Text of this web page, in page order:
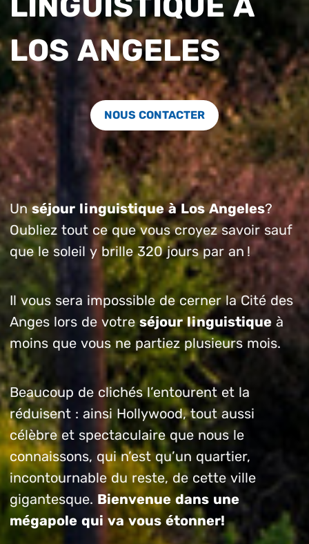
LOS ANGELES
NOUS CONTACTER
Unséjour linguistique à Los Angeles?
Oubliez tout ce que vous croyez savoir sauf
que le soleil y brille 320 jours par an !
Il vous sera impossible de cerner la Cité des
Anges lors de votreséjour linguistique à
moins que vous ne partiez plusieurs mois.
Beaucoup de clichés l’entourent et la
réduisent : ainsi Hollywood, tout aussi
célèbre et spectaculaire que nous le
connaissons, qui n’est qu’un quartier,
incontournable du reste, de cette ville
gigantesque. Bienvenue dans une
mégapole qui va vous étonner!